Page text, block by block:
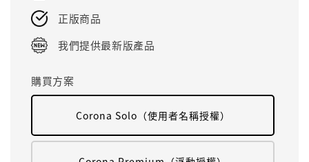
正版商品
我們提供最新版產品
購買方案
Corona Solo（使用者名稱授權）